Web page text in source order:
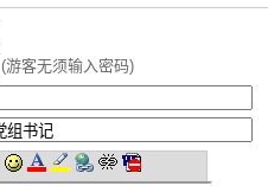
(游客无须输入密码)